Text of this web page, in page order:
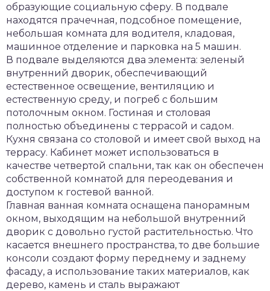
образующие социальную сферу. В подвале
находятся прачечная, подсобное помещение,
небольшая комната для водителя, кладовая,
машинное отделение и парковка на 5 машин.
В подвале выделяются два элемента: зеленый
внутренний дворик, обеспечивающий
естественное освещение, вентиляцию и
естественную среду, и погреб с большим
потолочным окном. Гостиная и столовая
полностью объединены с террасой и садом.
Кухня связана со столовой и имеет свой выход на
террасу. Кабинет может использоваться в
качестве четвертой спальни, так как он обеспечен
собственной комнатой для переодевания и
доступом к гостевой ванной.
Главная ванная комната оснащена панорамным
окном, выходящим на небольшой внутренний
дворик с довольно густой растительностью. Что
касается внешнего пространства, то две большие
консоли создают форму переднему и заднему
фасаду, а использование таких материалов, как
дерево, камень и сталь выражают